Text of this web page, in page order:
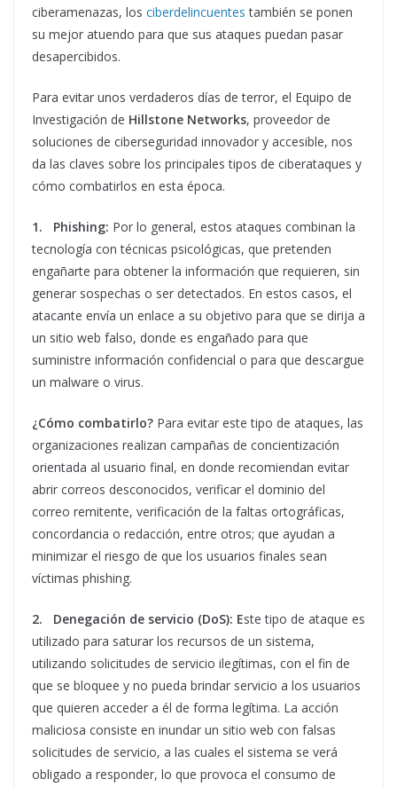
ciberamenazas, los ciberdelincuentes también se ponen
su mejor atuendo para que sus ataques puedan pasar
desapercibidos.
Para evitar unos verdaderos días de terror, el Equipo de
Investigación de Hillstone Networks, proveedor de
soluciones de ciberseguridad innovador y accesible, nos
da las claves sobre los principales tipos de ciberataques y
cómo combatirlos en esta época.
1. Phishing: Por lo general, estos ataques combinan la
tecnología con técnicas psicológicas, que pretenden
engañarte para obtener la información que requieren, sin
generar sospechas o ser detectados. En estos casos, el
atacante envía un enlace a su objetivo para que se dirija a
un sitio web falso, donde es engañado para que
suministre información confidencial o para que descargue
un malware o virus.
¿Cómo combatirlo? Para evitar este tipo de ataques, las
organizaciones realizan campañas de concientización
orientada al usuario final, en donde recomiendan evitar
abrir correos desconocidos, verificar el dominio del
correo remitente, verificación de la faltas ortográficas,
concordancia o redacción, entre otros; que ayudan a
minimizar el riesgo de que los usuarios finales sean
víctimas phishing.
2. Denegación de servicio (DoS): Este tipo de ataque es
utilizado para saturar los recursos de un sistema,
utilizando solicitudes de servicio ilegítimas, con el fin de
que se bloquee y no pueda brindar servicio a los usuarios
que quieren acceder a él de forma legítima. La acción
maliciosa consiste en inundar un sitio web con falsas
solicitudes de servicio, a las cuales el sistema se verá
obligado a responder, lo que provoca el consumo de